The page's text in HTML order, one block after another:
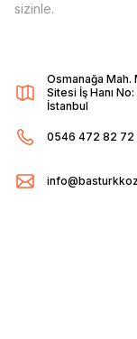
sizinle.
Osmanağa Mah.
Sitesi İş Hanı
İstanbul
0546 472 82 72